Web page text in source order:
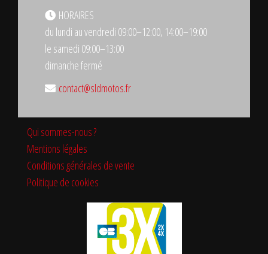
HORAIRES
du lundi au vendredi 09:00–12:00, 14:00–19:00
le samedi 09:00–13:00
dimanche fermé
contact@sldmotos.fr
Qui sommes-nous ?
Mentions légales
Conditions générales de vente
Politique de cookies